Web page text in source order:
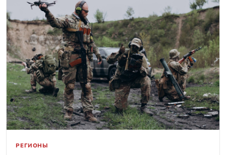
РЕГИОНЫ